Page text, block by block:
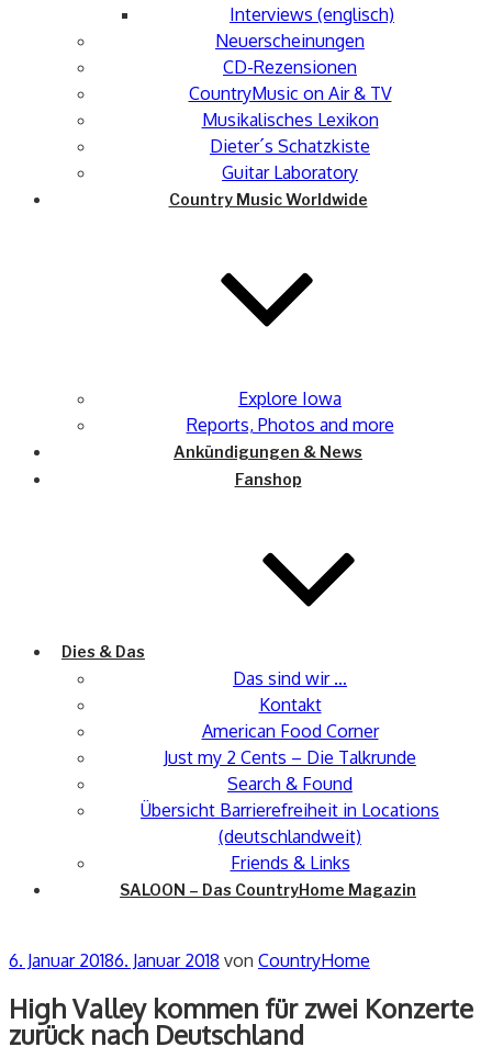
Interviews (englisch)
Neuerscheinungen
CD-Rezensionen
CountryMusic on Air & TV
Musikalisches Lexikon
Dieter´s Schatzkiste
Guitar Laboratory
Country Music Worldwide
Explore Iowa
Reports, Photos and more
Ankündigungen & News
Fanshop
Dies & Das
Das sind wir …
Kontakt
American Food Corner
Just my 2 Cents – Die Talkrunde
Search & Found
Übersicht Barrierefreiheit in Locations
(deutschlandweit)
Friends & Links
SALOON – Das CountryHome Magazin
Veröffentlicht
6. Januar 20186. Januar 2018 von CountryHome
High Valley kommen für zwei Konzerte
zurück nach Deutschland